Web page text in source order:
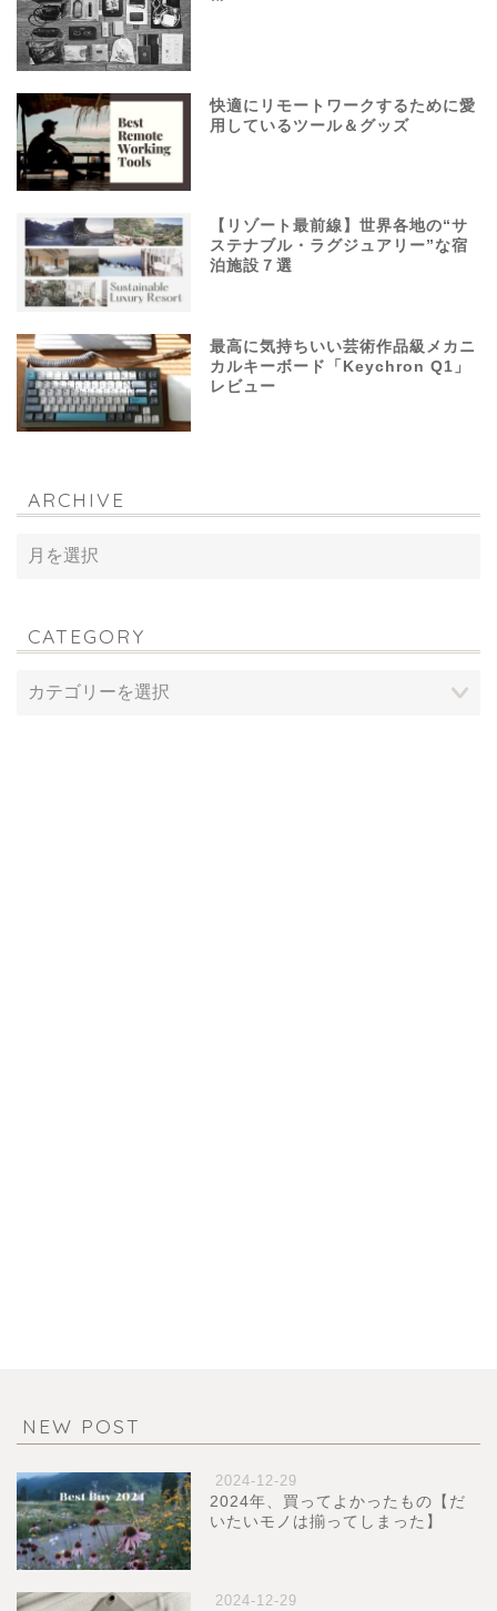
快適にリモートワークするために愛
用しているツール＆グッズ
【リゾート最前線】世界各地の“サ
ステナブル・ラグジュアリー”な宿
泊施設７選
最高に気持ちいい芸術作品級メカニ
カルキーボード「Keychron Q1」
レビュー
ARCHIVE
CATEGORY
NEW POST
2024-12-29
2024年、買ってよかったもの【だ
いたいモノは揃ってしまった】
2024-12-29